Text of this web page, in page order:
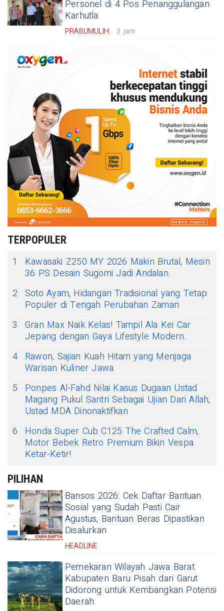
Personel di 4 Pos Penanggulangan
Karhutla
PRABUMULIH 3 jam
TERPOPULER
1
Kawasaki Z250 MY 2026 Makin Brutal, Mesin
36 PS Desain Sugomi Jadi Andalan.
2 Soto Ayam, Hidangan Tradisional yang Tetap
Populer di Tengah Perubahan Zaman
3
Gran Max Naik Kelas! Tampil Ala Kei Car
Jepang dengan Gaya Lifestyle Modern.
4 Rawon, Sajian Kuah Hitam yang Menjaga
Warisan Kuliner Jawa
5
Ponpes Al-Fahd Nilai Kasus Dugaan Ustad
Magang Pukul Santri Sebagai Ujian Dari Allah,
Ustad MDA Dinonaktifkan
6
Honda Super Cub C125 The Crafted Calm,
Motor Bebek Retro Premium Bikin Vespa
Ketar-Ketir!
PILIHAN
Bansos 2026: Cek Daftar Bantuan
Sosial yang Sudah Pasti Cair
Agustus, Bantuan Beras Dipastikan
Disalurkan
HEADLINE
Pemekaran Wilayah Jawa Barat:
Kabupaten Baru Pisah dari Garut
Didorong untuk Kembangkan Potensi
Daerah